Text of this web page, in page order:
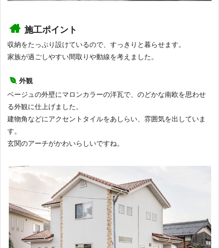
施工ポイント
収納をたっぷり設けているので、すっきりと暮らせます。
家族が過ごしやすい間取りや動線を考えました。
外観
ベージュの外壁にマロンカラーの洋瓦で、のどかな南欧を思わせ
る外観に仕上げました。
建物角などにアクセントタイルをあしらい、雰囲気を出していま
す。
玄関のアーチがかわいらしいですね。